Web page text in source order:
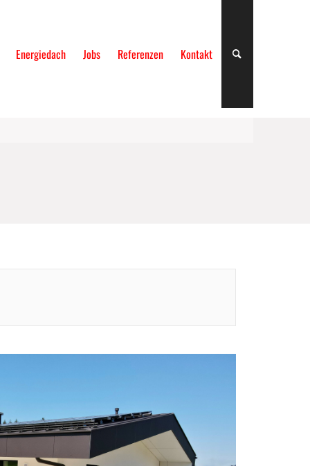
Energiedach Jobs Referenzen Kontakt